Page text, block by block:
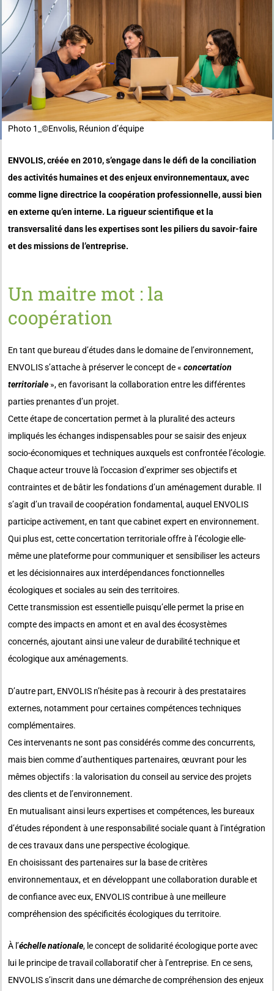
Photo 1_ ©️Envolis, Réunion d’équipe
ENVOLIS, créée en 2010, s’engage dans le défi de la conciliation
des activités humaines et des enjeux environnementaux, avec
comme ligne directrice la coopération professionnelle, aussi bien
en externe qu’en interne. La rigueur scientifique et la
transversalité dans les expertises sont les piliers du savoir-faire
et des missions de l’entreprise.
Un maitre mot : la
coopération
En tant que bureau d’études dans le domaine de l’environnement,
ENVOLIS s’attache à préserver le concept de « concertation
territoriale », en favorisant la collaboration entre les différentes
parties prenantes d’un projet.
Cette étape de concertation permet à la pluralité des acteurs
impliqués les échanges indispensables pour se saisir des enjeux
socio-économiques et techniques auxquels est confrontée l’écologie.
Chaque acteur trouve là l’occasion d’exprimer ses objectifs et
contraintes et de bâtir les fondations d’un aménagement durable. Il
s’agit d’un travail de coopération fondamental, auquel ENVOLIS
participe activement, en tant que cabinet expert en environnement.
Qui plus est, cette concertation territoriale offre à l’écologie elle-
même une plateforme pour communiquer et sensibiliser les acteurs
et les décisionnaires aux interdépendances fonctionnelles
écologiques et sociales au sein des territoires.
Cette transmission est essentielle puisqu’elle permet la prise en
compte des impacts en amont et en aval des écosystèmes
concernés, ajoutant ainsi une valeur de durabilité technique et
écologique aux aménagements.
D’autre part, ENVOLIS n’hésite pas à recourir à des prestataires
externes, notamment pour certaines compétences techniques
complémentaires.
Ces intervenants ne sont pas considérés comme des concurrents,
mais bien comme d’authentiques partenaires, œuvrant pour les
mêmes objectifs : la valorisation du conseil au service des projets
des clients et de l’environnement.
En mutualisant ainsi leurs expertises et compétences, les bureaux
d’études répondent à une responsabilité sociale quant à l’intégration
de ces travaux dans une perspective écologique.
En choisissant des partenaires sur la base de critères
environnementaux, et en développant une collaboration durable et
de confiance avec eux, ENVOLIS contribue à une meilleure
compréhension des spécificités écologiques du territoire.
À l’échelle nationale, le concept de solidarité écologique porte avec
lui le principe de travail collaboratif cher à l’entreprise. En ce sens,
ENVOLIS s’inscrit dans une démarche de compréhension des enjeux